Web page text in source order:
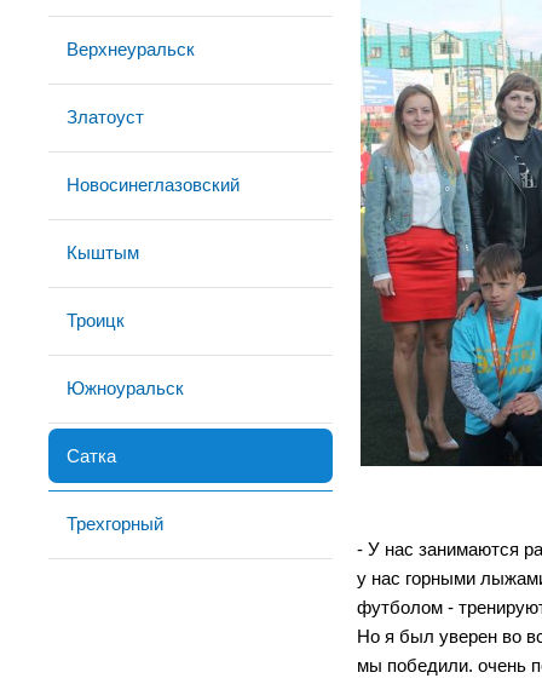
Верхнеуральск
Златоуст
Новосинеглазовский
Кыштым
Троицк
Южноуральск
Сатка
Трехгорный
- У нас занимаются
у нас горными
футболом -
Но я был уверен во
мы победили. очень